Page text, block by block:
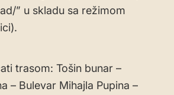
” u skladu sa režimom
trasom: Tošin bunar –
– Bulevar Mihajla Pupina –